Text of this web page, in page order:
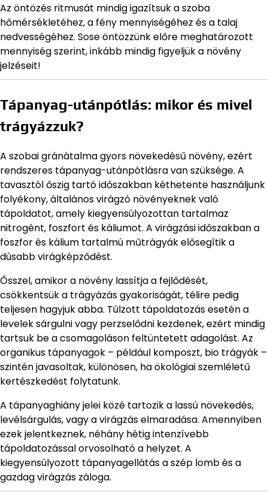
Az öntözés ritmusát mindig igazítsuk a szoba
hőmérsékletéhez, a fény mennyiségéhez és a talaj
nedvességéhez. Sose öntözzünk előre meghatározott
mennyiség szerint, inkább mindig figyeljük a növény
jelzéseit!
Tápanyag-utánpótlás: mikor és mivel
trágyázzuk?
A szobai gránátalma gyors növekedésű növény, ezért
rendszeres tápanyag-utánpótlásra van szüksége. A
tavasztól őszig tartó időszakban kéthetente használjunk
folyékony, általános virágzó növényeknek való
tápoldatot, amely kiegyensúlyozottan tartalmaz
nitrogént, foszfort és káliumot. A virágzási időszakban a
foszfor és kálium tartalmú műtrágyák elősegítik a
dúsabb virágképződést.
Ősszel, amikor a növény lassítja a fejlődését,
csökkentsük a trágyázás gyakoriságát, télire pedig
teljesen hagyjuk abba. Túlzott tápoldatozás esetén a
levelek sárgulni vagy perzselődni kezdenek, ezért mindig
tartsuk be a csomagoláson feltüntetett adagolást. Az
organikus tápanyagok – például komposzt, bio trágyák –
szintén javasoltak, különösen, ha ökológiai szemléletű
kertészkedést folytatunk.
A tápanyaghiány jelei közé tartozik a lassú növekedés,
levélsárgulás, vagy a virágzás elmaradása. Amennyiben
ezek jelentkeznek, néhány hétig intenzívebb
tápoldatozással orvosolható a helyzet. A
kiegyensúlyozott tápanyagellátás a szép lomb és a
gazdag virágzás záloga.